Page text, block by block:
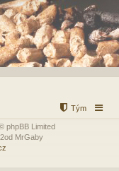
Tým
phpBB Limited
MrGaby